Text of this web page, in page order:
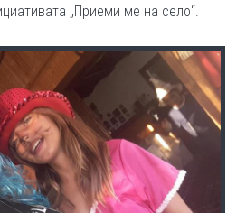
„Приеми ме на село“.